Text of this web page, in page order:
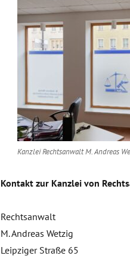
Kanzlei Rechtsanwalt M. Andreas
Kontakt zur Kanzlei von
Rechtsanwalt
M. Andreas Wetzig
Leipziger Straße 65